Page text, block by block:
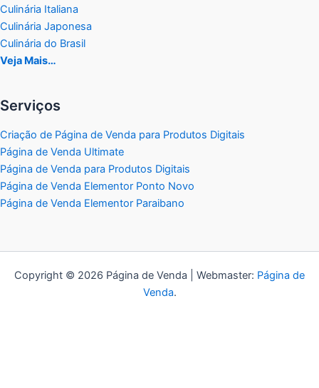
Culinária Italiana
Culinária Japonesa
Culinária do Brasil
Veja Mais…
Serviços
Criação de Página de Venda para Produtos Digitais
Página de Venda Ultimate
Página de Venda para Produtos Digitais
Página de Venda Elementor Ponto Novo
Página de Venda Elementor Paraibano
Copyright © 2026 Página de Venda | Webmaster: Página de
Venda.